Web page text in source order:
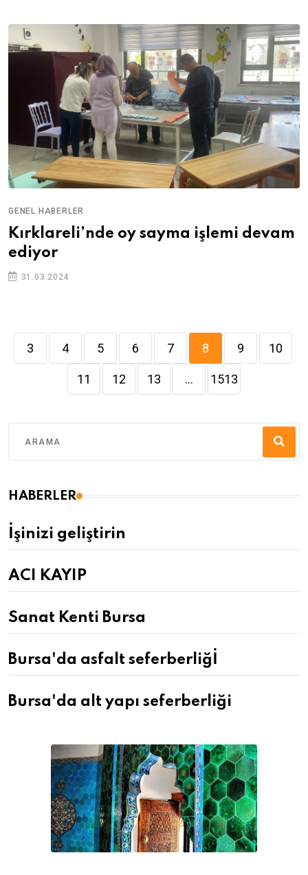
GENEL HABERLER
Kırklareli’nde oy sayma işlemi devam
ediyor
31.03.2024
3 4 5 6 7 8 9 10
11 12 13 ... 1513
HABERLER
İşinizi geliştirin
ACI KAYIP
Sanat Kenti Bursa
Bursa'da asfalt seferberliğİ
Bursa'da alt yapı seferberliği